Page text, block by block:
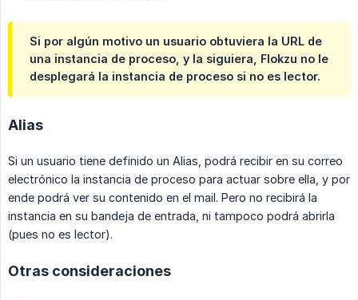
Si por algún motivo un usuario obtuviera la URL de
una instancia de proceso, y la siguiera, Flokzu no le
desplegará la instancia de proceso si no es lector.
Alias
Si un usuario tiene definido un Alias, podrá recibir en su correo
electrónico la instancia de proceso para actuar sobre ella, y por
ende podrá ver su contenido en el mail. Pero no recibirá la
instancia en su bandeja de entrada, ni tampoco podrá abrirla
(pues no es lector).
Otras consideraciones